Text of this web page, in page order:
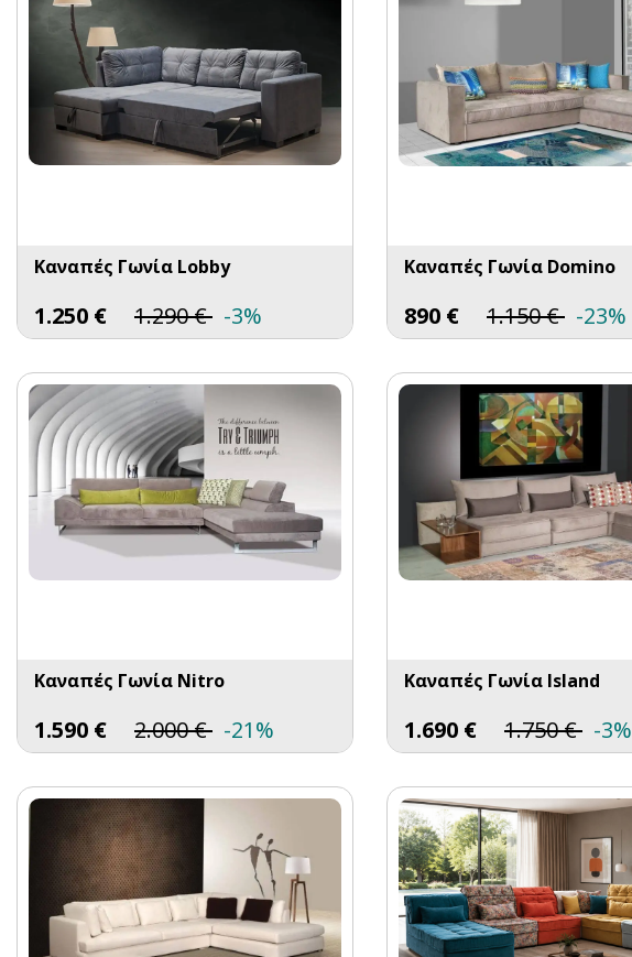
Καναπές Γωνία Lobby
1.250 € 1.290€ -3%
Καναπές Γωνία Domino
890 € 1.150€ -23%
Καναπές Γωνία Nitro
1.590 € 2.000€ -21%
Καναπές Γωνία Island
1.690 € 1.750€ -3%